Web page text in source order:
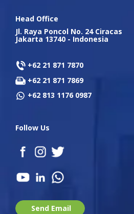
Head Office
Jl. Raya Poncol No. 24 Ciracas
Jakarta 13740 - Indonesia
+62 21 871 7870
+62 21 871 7869
+62 813 1176 0987
Follow Us
Send Email